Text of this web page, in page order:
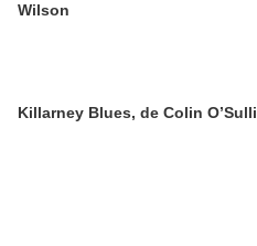
Wilson
Killarney Blues, de Colin